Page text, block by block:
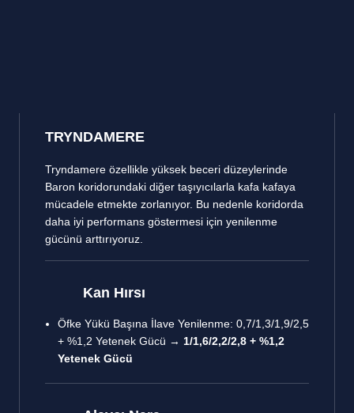
TRYNDAMERE
Tryndamere özellikle yüksek beceri düzeylerinde
Baron koridorundaki diğer taşıyıcılarla kafa kafaya
mücadele etmekte zorlanıyor. Bu nedenle koridorda
daha iyi performans göstermesi için yenilenme
gücünü arttırıyoruz.
Kan Hırsı
Öfke Yükü Başına İlave Yenilenme: 0,7/1,3/1,9/2,5
+ %1,2 Yetenek Gücü → 1/1,6/2,2/2,8 + %1,2
Yetenek Gücü